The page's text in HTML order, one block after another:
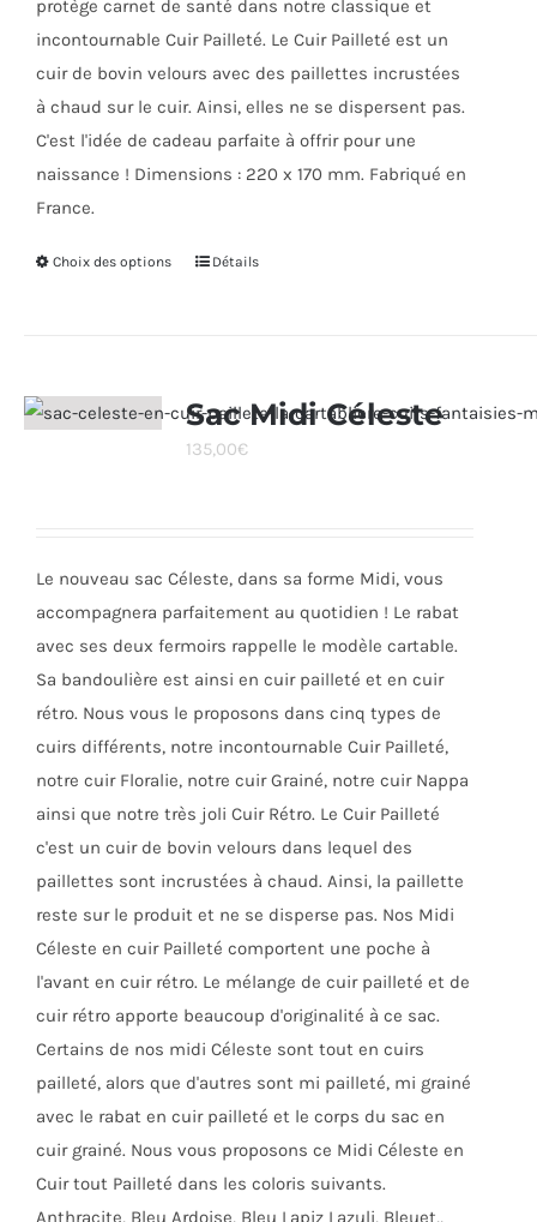
produit
protège carnet de santé dans notre classique et
incontournable Cuir Pailleté. Le Cuir Pailleté est un
cuir de bovin velours avec des paillettes incrustées
à chaud sur le cuir. Ainsi, elles ne se dispersent pas.
C'est l'idée de cadeau parfaite à offrir pour une
naissance ! Dimensions : 220 x 170 mm. Fabriqué en
France.
Choix des options
Ce
variations.
Les
choisies
sur
page
produit
Détails
Sac Midi Céleste
135,00€
Le nouveau sac Céleste, dans sa forme Midi, vous
accompagnera parfaitement au quotidien ! Le rabat
avec ses deux fermoirs rappelle le modèle cartable.
Sa bandoulière est ainsi en cuir pailleté et en cuir
rétro. Nous vous le proposons dans cinq types de
cuirs différents, notre incontournable Cuir Pailleté,
notre cuir Floralie, notre cuir Grainé, notre cuir Nappa
ainsi que notre très joli Cuir Rétro. Le Cuir Pailleté
c'est un cuir de bovin velours dans lequel des
paillettes sont incrustées à chaud. Ainsi, la paillette
reste sur le produit et ne se disperse pas. Nos Midi
Céleste en cuir Pailleté comportent une poche à
l'avant en cuir rétro. Le mélange de cuir pailleté et de
cuir rétro apporte beaucoup d'originalité à ce sac.
Certains de nos midi Céleste sont tout en cuirs
pailleté, alors que d'autres sont mi pailleté, mi grainé
avec le rabat en cuir pailleté et le corps du sac en
cuir grainé. Nous vous proposons ce Midi Céleste en
Cuir tout Pailleté dans les coloris suivants.
Anthracite, Bleu Ardoise, Bleu Lapiz Lazuli, Bleuet,,